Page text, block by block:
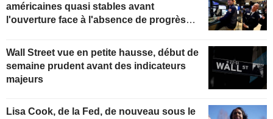
américaines quasi stables avant
l'ouverture face à l'absence de progrès
Orient
Wall Street vue en petite hausse, début de
semaine prudent avant des indicateurs
majeurs
Lisa Cook, de la Fed, de nouveau sous le